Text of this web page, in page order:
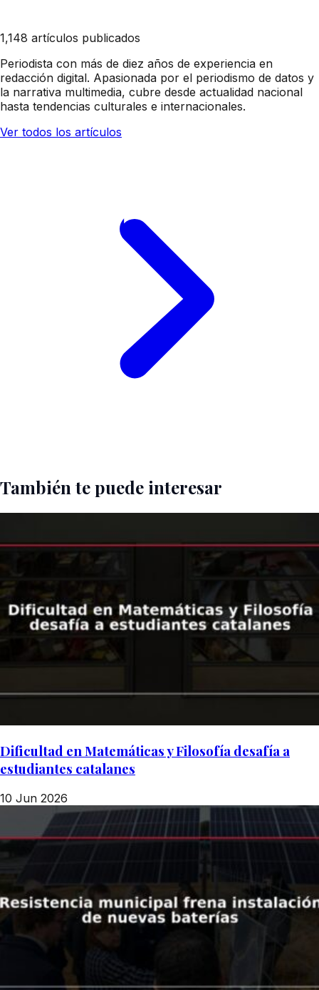
1,148 artículos publicados
Periodista con más de diez años de experiencia en
redacción digital. Apasionada por el periodismo de datos y
la narrativa multimedia, cubre desde actualidad nacional
hasta tendencias culturales e internacionales.
Ver todos los artículos
También te puede interesar
Dificultad en Matemáticas y Filosofía desafía a
estudiantes catalanes
10 Jun 2026